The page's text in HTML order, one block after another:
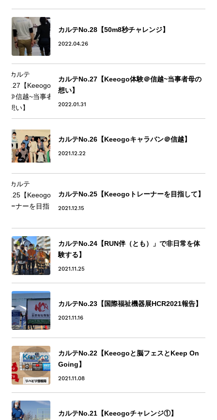
カルテNo.28【50m8秒チャレンジ】
2022.04.26
カルテNo.27【Keeogo体験＠信越~当事者母の
想い】
2022.01.31
カルテNo.26【Keeogoキャラバン＠信越】
2021.12.22
カルテNo.25【Keeogoトレーナーを目指して】
2021.12.15
カルテNo.24【RUN伴（とも）」で非日常を体
験する】
2021.11.25
カルテNo.23【国際福祉機器展HCR2021報告】
2021.11.16
カルテNo.22【Keeogoと脳フェスとKeep On
Going】
2021.11.08
カルテNo.21【Keeogoチャレンジ①】